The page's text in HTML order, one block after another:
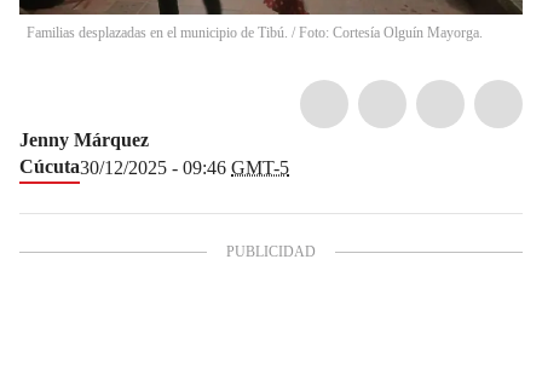
Familias desplazadas en el municipio de Tibú. / Foto: Cortesía Olguín Mayorga.
Jenny Márquez
Cúcuta30/12/2025 - 09:46 GMT-5